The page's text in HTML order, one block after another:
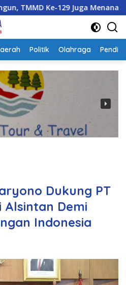
Juga Menanam Harapan
Politik Olahraga
Dukung PT
Alsintan Demi
Indonesia